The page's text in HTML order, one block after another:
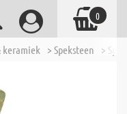
keramiek > Speksteen >
0